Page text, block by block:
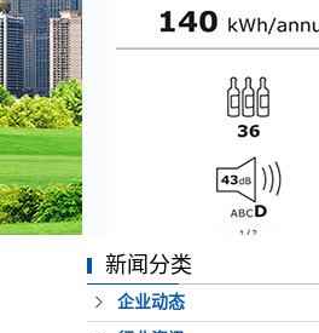
踪单
新闻分类
企业动态